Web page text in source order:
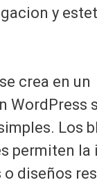
y
crea en un
WordPress
Los
permiten la
diseños